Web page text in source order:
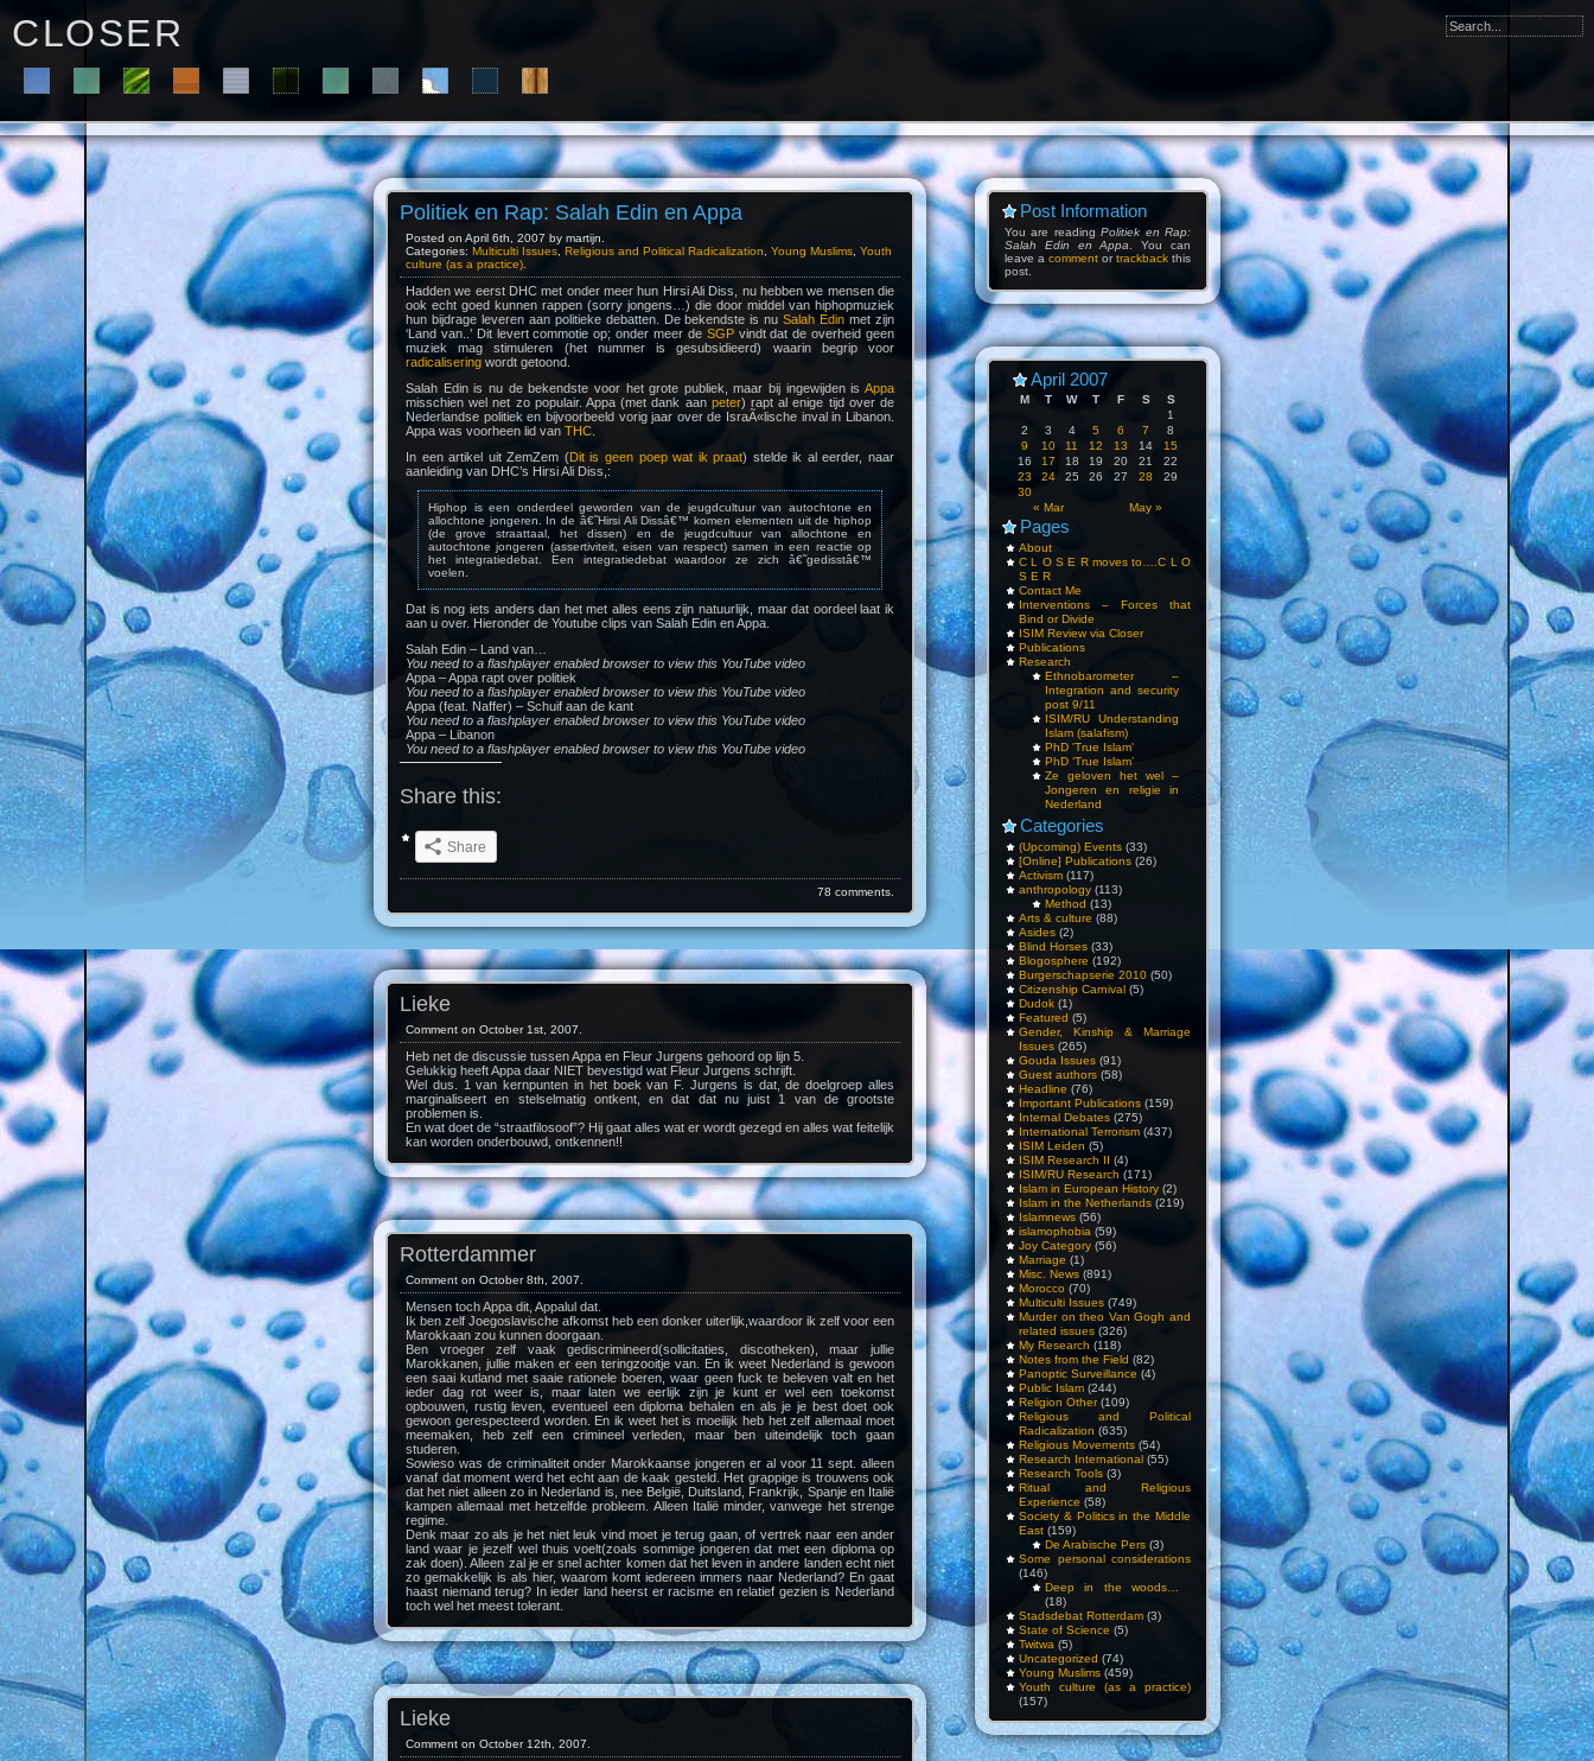
C L O S E R
Post Information
You are readingPolitiek en Rap:
Salah Edin en Appa
. You can
leave a comment ortrackback this
post.
April 2007
M T W T F S S
« Mar May »
1
2
3 4 5 6 7
8
9
10 11 12 13 14
15
16
17 18 19 20 21
22
23
24 25 26 27 28
29
30
Pages
About
C L O S E R moves to….C L O
S E R
Contact Me
Interventions – Forces that
Bind or Divide
ISIM Review via Closer
Publications
Research
Ethnobarometer –
Integration and security
post 9/11
ISIM/RU Understanding
Islam (salafism)
PhD 'True Islam'
PhD ‘True Islam’
Ze geloven het wel –
Jongeren en religie in
Nederland
Categories
(Upcoming) Events (33)
[Online] Publications (26)
Activism (117)
anthropology (113)
Method (13)
Arts & culture (88)
Asides (2)
Blind Horses (33)
Blogosphere (192)
Burgerschapserie 2010 (50)
Citizenship Carnival (5)
Dudok (1)
Featured (5)
Gender, Kinship & Marriage
Issues (265)
Gouda Issues (91)
Guest authors (58)
Headline (76)
Important Publications (159)
Internal Debates (275)
International Terrorism (437)
ISIM Leiden (5)
ISIM Research II (4)
ISIM/RU Research (171)
Islam in European History (2)
Islam in the Netherlands (219)
Islamnews (56)
islamophobia (59)
Joy Category (56)
Marriage (1)
Misc. News (891)
Morocco (70)
Multiculti Issues (749)
Murder on theo Van Gogh and
related issues (326)
My Research (118)
Notes from the Field (82)
Panoptic Surveillance (4)
Public Islam (244)
Religion Other(109)
Religious and Political
Radicalization (635)
Religious Movements (54)
Research International (55)
Research Tools (3)
Ritual and Religious
Experience (58)
Society & Politics in the Middle
East (159)
De Arabische Pers (3)
Some personal considerations
(146)
Deep in the woods…
(18)
Stadsdebat Rotterdam (3)
State of Science (5)
Twitwa (5)
Uncategorized (74)
Young Muslims (459)
Youth culture (as a practice)
(157)
Politiek en Rap: Salah Edin en Appa
Posted on April 6th, 2007 by martijn.
Categories: Multiculti Issues Religious and Political Radicalization Young Muslims Youth
culture (as a practice)
Hadden we eerst DHC met onder meer hun Hirsi Ali Diss, nu hebben we mensen die
ook echt goed kunnen rappen (sorry jongens…) die door middel van hiphopmuziek
hun bijdrage leveren aan politieke debatten. De bekendste is nuSalah Edin met zijn
‘Land van..’ Dit levert commotie op; onder meer de SGPvindt dat de overheid geen
muziek mag stimuleren (het nummer is gesubsidieerd) waarin begrip voor
radicalisering wordt getoond.
Salah Edin is nu de bekendste voor het grote publiek, maar bij ingewijden is Appa
misschien wel net zo populair. Appa (met dank aan peter) rapt al enige tijd over de
Nederlandse politiek en bijvoorbeeld vorig jaar over de IsraÃ«lische inval in Libanon.
Appa was voorheen lid van THC
In een artikel uit ZemZem (Dit is geen poep wat ik praat) stelde ik al eerder, naar
aanleiding van DHC’s Hirsi Ali Diss,:
Hiphop is een onderdeel geworden van de jeugdcultuur van autochtone en
allochtone jongeren. In de â€˜Hirsi Ali Dissâ€™ komen elementen uit de hiphop
(de grove straattaal, het dissen) en de jeugdcultuur van allochtone en
autochtone jongeren (assertiviteit, eisen van respect) samen in een reactie op
het integratiedebat. Een integratiedebat waardoor ze zich â€˜gedisstâ€™
voelen.
Dat is nog iets anders dan het met alles eens zijn natuurlijk, maar dat oordeel laat ik
aan u over. Hieronder de Youtube clips van Salah Edin en Appa.
Salah Edin – Land van…
You need to a flashplayer enabled browser to view this YouTube video
Appa – Appa rapt over politiek
You need to a flashplayer enabled browser to view this YouTube video
Appa (feat. Naffer) – Schuif aan de kant
You need to a flashplayer enabled browser to view this YouTube video
Appa – Libanon
You need to a flashplayer enabled browser to view this YouTube video
Share this:
Share
78 comments.
Lieke
Comment on October 1st, 2007.
Heb net de discussie tussen Appa en Fleur Jurgens gehoord op lijn 5.
Gelukkig heeft Appa daar NIET bevestigd wat Fleur Jurgens schrijft.
Wel dus. 1 van kernpunten in het boek van F. Jurgens is dat, de doelgroep alles
marginaliseert en stelselmatig ontkent, en dat dat nu juist 1 van de grootste
problemen is.
En wat doet de “straatfilosoof”? Hij gaat alles wat er wordt gezegd en alles wat feitelijk
kan worden onderbouwd, ontkennen!!
Rotterdammer
Comment on October 8th, 2007.
Mensen toch Appa dit, Appalul dat.
Ik ben zelf Joegoslavische afkomst heb een donker uiterlijk,waardoor ik zelf voor een
Marokkaan zou kunnen doorgaan.
Ben vroeger zelf vaak gediscrimineerd(sollicitaties, discotheken), maar jullie
Marokkanen, jullie maken er een teringzooitje van. En ik weet Nederland is gewoon
een saai kutland met saaie rationele boeren, waar geen fuck te beleven valt en het
ieder dag rot weer is, maar laten we eerlijk zijn je kunt er wel een toekomst
opbouwen, rustig leven, eventueel een diploma behalen en als je je best doet ook
gewoon gerespecteerd worden. En ik weet het is moeilijk heb het zelf allemaal moet
meemaken, heb zelf een crimineel verleden, maar ben uiteindelijk toch gaan
studeren.
Sowieso was de criminaliteit onder Marokkaanse jongeren er al voor 11 sept. alleen
vanaf dat moment werd het echt aan de kaak gesteld. Het grappige is trouwens ook
dat het niet alleen zo in Nederland is, nee België, Duitsland, Frankrijk, Spanje en Italië
kampen allemaal met hetzelfde probleem. Alleen Italië minder, vanwege het strenge
regime.
Denk maar zo als je het niet leuk vind moet je terug gaan, of vertrek naar een ander
land waar je jezelf wel thuis voelt(zoals sommige jongeren dat met een diploma op
zak doen). Alleen zal je er snel achter komen dat het leven in andere landen echt niet
zo gemakkelijk is als hier, waarom komt iedereen immers naar Nederland? En gaat
haast niemand terug? In ieder land heerst er racisme en relatief gezien is Nederland
toch wel het meest tolerant.
Lieke
Comment on October 12th, 2007.